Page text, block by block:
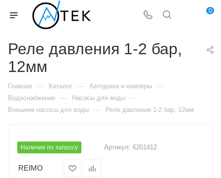
0
Реле давления 1-2 бар,
12мм
Главная — Каталог — Автодома и кемперы —
Водоснабжение — Насосы для воды —
Внешние насосы для воды — Реле давления 1-2 бар, 12мм
Наличие по запросу Артикул: 6201412
REIMO